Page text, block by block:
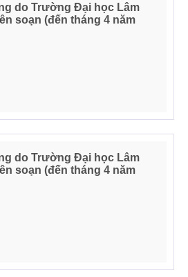
do Trường Đại học Lâm
soạn (đến tháng 4 năm
do Trường Đại học Lâm
soạn (đến tháng 4 năm